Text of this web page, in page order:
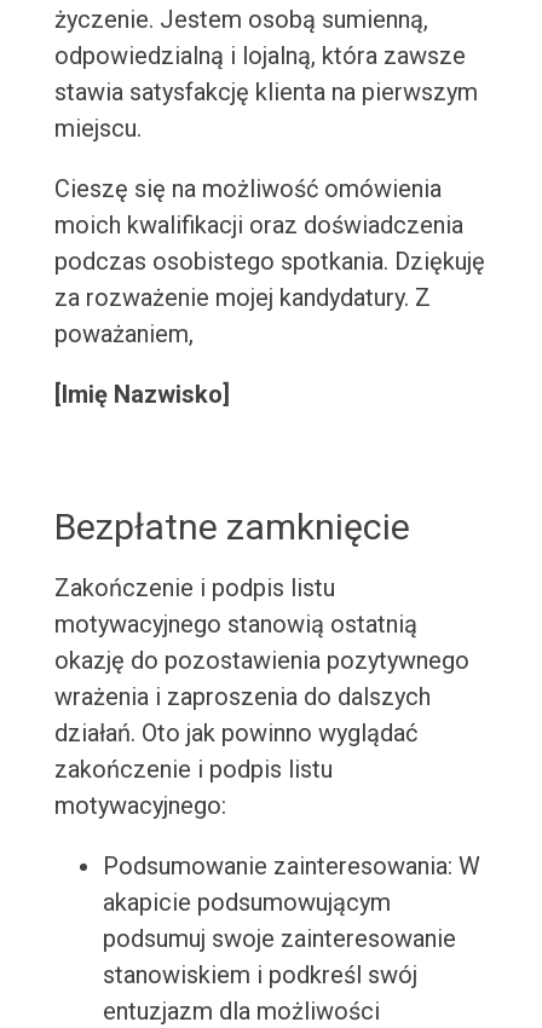
życzenie. Jestem osobą sumienną,
odpowiedzialną i lojalną, która zawsze
stawia satysfakcję klienta na pierwszym
miejscu.
Cieszę się na możliwość omówienia
moich kwalifikacji oraz doświadczenia
podczas osobistego spotkania. Dziękuję
za rozważenie mojej kandydatury. Z
poważaniem,
[Imię Nazwisko]
Bezpłatne zamknięcie
Zakończenie i podpis listu
motywacyjnego stanowią ostatnią
okazję do pozostawienia pozytywnego
wrażenia i zaproszenia do dalszych
działań. Oto jak powinno wyglądać
zakończenie i podpis listu
motywacyjnego:
Podsumowanie zainteresowania: W
akapicie podsumowującym
podsumuj swoje zainteresowanie
stanowiskiem i podkreśl swój
entuzjazm dla możliwości